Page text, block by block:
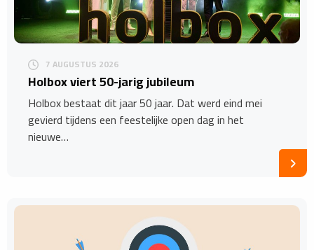
7 AUGUSTUS 2026
Holbox viert 50-jarig jubileum
Holbox bestaat dit jaar 50 jaar. Dat werd eind mei
gevierd tijdens een feestelijke open dag in het
nieuwe…